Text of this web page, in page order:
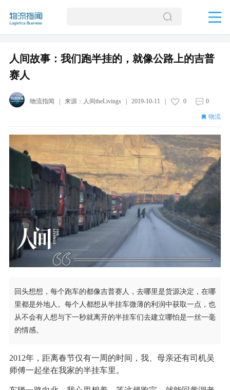
人间故事：我们跑半挂的，就像公路上的吉普
赛人
物流指闻 | 来源： 人间theLivings| 2019-10-11 0 0
物流
回头想想，每个跑车的都像吉普赛人，去哪里是货源决定，在哪
里都是外地人。每个人都想从半挂车微薄的利润中获取一点，也
从不会有人想与下一秒就离开的半挂车们去建立哪怕是一丝一毫
的情感。
2012年，距离春节仅有一周的时间，我、母亲还有司机吴
师傅一起坐在我家的半挂车里。